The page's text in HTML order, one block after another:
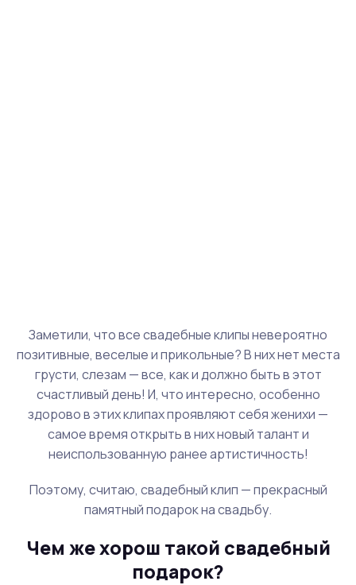
Заметили, что все свадебные клипы невероятно
позитивные, веселые и прикольные? В них нет места
грусти, слезам — все, как и должно быть в этот
счастливый день! И, что интересно, особенно
здорово в этих клипах проявляют себя женихи —
самое время открыть в них новый талант и
неиспользованную ранее артистичность!
Поэтому, считаю, свадебный клип — прекрасный
памятный подарок на свадьбу.
Чем же хорош такой свадебный
подарок?